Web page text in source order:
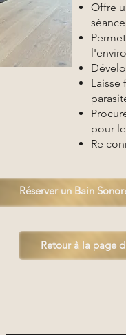
Offre
Laisse
pour
Re
Réserver un Bain
Retour à la page